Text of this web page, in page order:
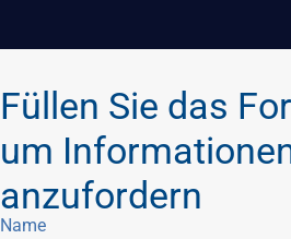
Füllen Sie das
um
anzufordern
Name